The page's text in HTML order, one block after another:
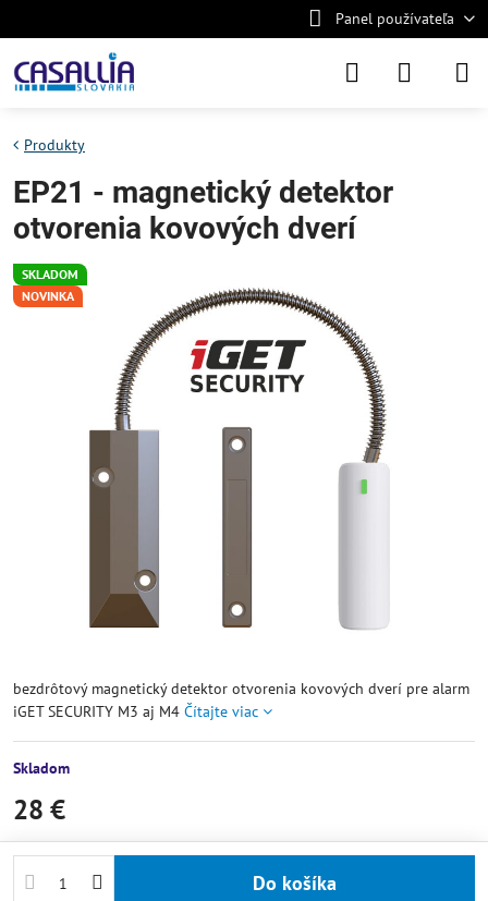
Panel používateľa
SKLADOM
NOVINKA
Produkty
EP21 - magnetický detektor
otvorenia kovových dverí
bezdrôtový magnetický detektor otvorenia kovových dverí pre alarm
iGET SECURITY M3 aj M4 Čítajte viac
Skladom
28 €
Do košíka